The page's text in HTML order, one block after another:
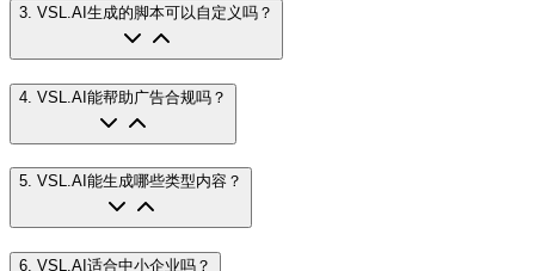
3 VSL.AI生成的脚本可以自定义吗？
4 VSL.AI能帮助广告合规吗？
5. VSL.AI能生成哪些类型内容？
6 VSL.AI适合中小企业吗？